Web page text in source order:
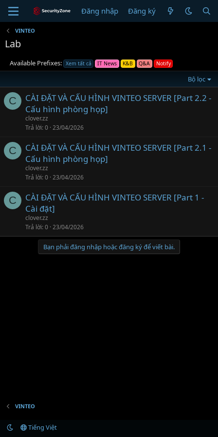
Đăng nhập Đăng ký
VINTEO
Lab
Available Prefixes: Xem tất cả IT News K&B Q&A Notify
Bộ lọc
C
CÀI ĐẶT VÀ CẤU HÌNH VINTEO SERVER [Part 2.2 -
Cấu hình phòng họp]
clover.zz
Trả lời 0 23/04/2026
C
CÀI ĐẶT VÀ CẤU HÌNH VINTEO SERVER [Part 2.1 -
Cấu hình phòng họp]
clover.zz
Trả lời 0 23/04/2026
C
CÀI ĐẶT VÀ CẤU HÌNH VINTEO SERVER [Part 1 -
Cài đặt]
clover.zz
Trả lời 0 23/04/2026
Bạn phải đăng nhập hoặc đăng ký để viết bài.
VINTEO
Tiếng Việt